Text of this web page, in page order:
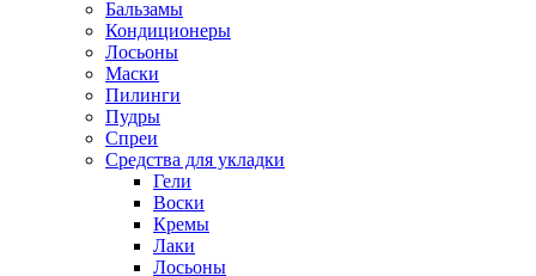
Бальзамы
Кондиционеры
Лосьоны
Маски
Пилинги
Пудры
Спреи
Средства для укладки
Гели
Воски
Кремы
Лаки
Лосьоны